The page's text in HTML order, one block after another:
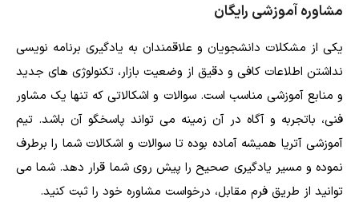
مشاوره آموزشی رایگان
یکی از مشکلات دانشجویان و علاقمندان به یادگیری برنامه نویسی
نداشتن اطلاعات کافی و دقیق از وضعیت بازار، تکنولوژی های جدید
و منابع آموزشی مناسب است. سوالات و اشکالاتی که تنها یک مشاور
فنی، باتجربه و آگاه در آن زمینه می تواند پاسخگو آن باشد. تیم
آموزشی آتریا همیشه آماده بوده تا سوالات و اشکالات شما را برطرف
نموده و مسیر یادگیری صحیح را پیش روی شما قرار دهد. شما می
توانید از طریق فرم مقابل، درخواست مشاوره خود را ثبت کنید.